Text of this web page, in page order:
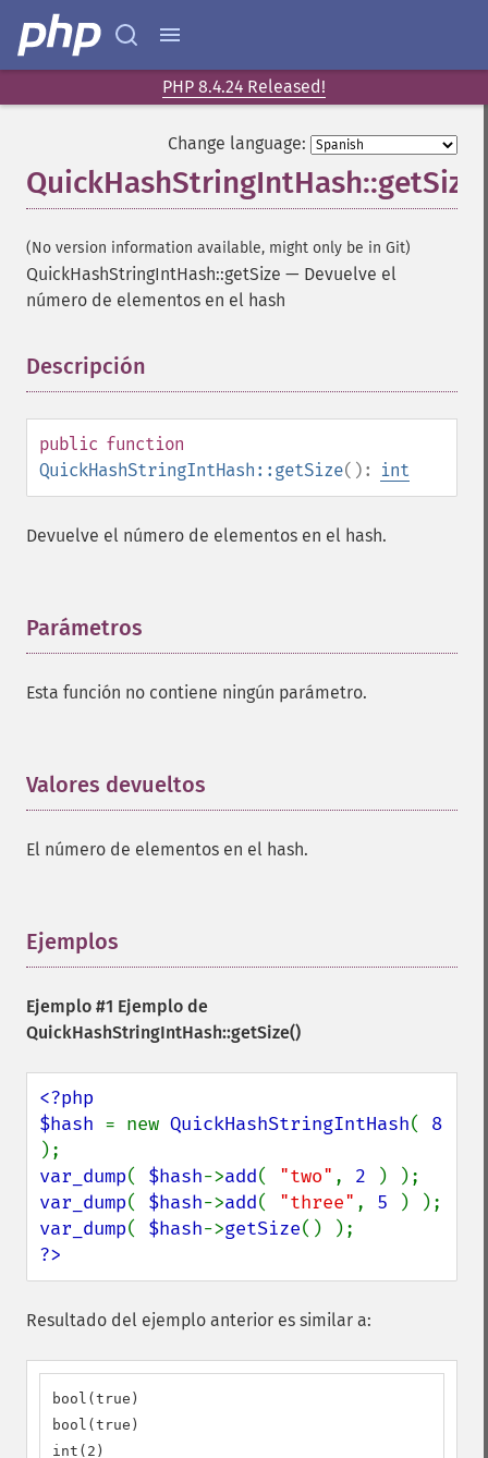
PHP 8.4.24 Released!
Change language:
QuickHashStringIntHash::getSize
(No version information available, might only be in Git)
QuickHashStringIntHash::getSize — Devuelve el
número de elementos en el hash
Descripción
public function
QuickHashStringIntHash::getSize(): int
Devuelve el número de elementos en el hash.
Parámetros
Esta función no contiene ningún parámetro.
Valores devueltos
El número de elementos en el hash.
Ejemplos
Ejemplo #1 Ejemplo de
QuickHashStringIntHash::getSize()
<?php
$hash = new QuickHashStringIntHash(
var_dump( $hash->add( "two" , 2
var_dump( $hash->add( "three" , 5
var_dump( $hash->getSize
?>
Resultado del ejemplo anterior es similar a:
bool(true)
bool(true)
int(2)